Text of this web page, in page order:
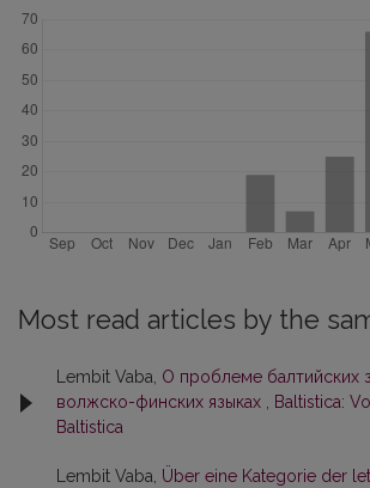
Most read articles by the
Lembit Vaba, О проблеме балтийских
волжско-финских языках
Baltistica:
Baltistica
Lembit Vaba, Über eine Kategorie der